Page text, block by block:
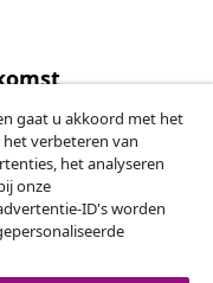
gaat u akkoord met het
verbeteren van
het analyseren
onze
ID's worden